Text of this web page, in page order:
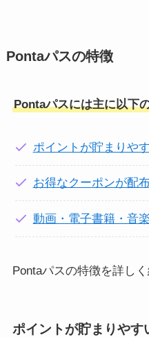
Pontaパスの特徴
Pontaパスには主に以下
ポイントが貯まりや
お得なクーポンが配
動画・電子書籍・音
Pontaパスの特徴を詳しく
ポイントが貯まりやす